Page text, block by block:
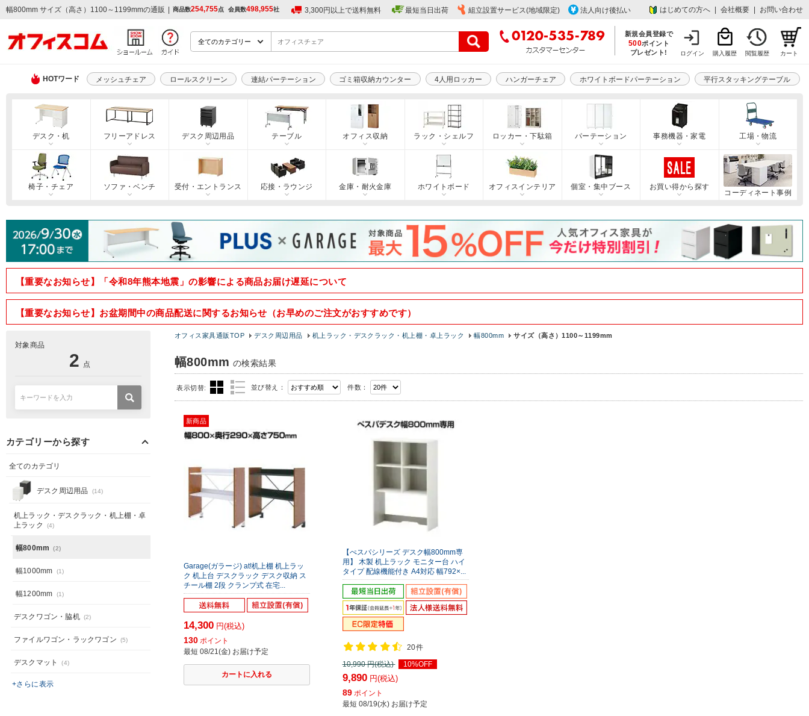
幅800mm サイズ（高さ）1100～1199mmの通販 | 商品数254,755点 会員数498,955社 3,300円以上で送料無料 最短当日出荷 組立設置サービス(地域限定) 法人向け後払い はじめての方へ 会社概要 お問い合わせ
新規会員登録で
500ポイント
プレゼント!
ログイン 購入履歴 閲覧履歴 カート
HOTワード メッシュチェア ロールスクリーン 連結パーテーション ゴミ箱収納カウンター 4人用ロッカー ハンガーチェア ホワイトボードパーテーション 平行スタッキングテーブル
デスク・机 フリーアドレス デスク周辺用品 テーブル オフィス収納 ラック・シェルフ ロッカー・下駄箱 パーテーション 事務機器・家電 工場・物流
椅子・チェア ソファ・ベンチ 受付・エントランス 応接・ラウンジ 金庫・耐火金庫 ホワイトボード オフィスインテリア 個室・集中ブース
お買い得から探す
コーディネート事例
【重要なお知らせ】「令和8年熊本地震」の影響による商品お届け遅延について
【重要なお知らせ】お盆期間中の商品配送に関するお知らせ（お早めのご注文がおすすめです）
オフィス家具通販TOP デスク周辺用品 机上ラック・デスクラック・机上棚・卓上ラック 幅800mm サイズ（高さ）1100～1199mm
幅800mm の検索結果
並び替え： 件数：
表示切替:
新商品
Garage(ガラージ) at!机上棚 机上ラッ
ク 机上台 デスクラック デスク収納 ス
チール棚 2段 クランプ式 在宅...
14,300 円(税込)
130 ポイント
最短 08/21(金) お届け予定
【ぺスパシリーズ デスク幅800mm専
用】 木製 机上ラック モニター台 ハイ
タイプ 配線機能付き A4対応 幅792×...
20件
10,990円(税込) 10%OFF
9,890円(税込)
89 ポイント
最短 08/19(水) お届け予定
対象商品
2 点
カテゴリーから探す
全てのカテゴリ
デスク周辺用品 (14)
机上ラック・デスクラック・机上棚・卓
上ラック
(4)
幅800mm (2)
幅1000mm (1)
幅1200mm (1)
デスクワゴン・脇机 (2)
ファイルワゴン・ラックワゴン (5)
デスクマット (4)
+さらに表示